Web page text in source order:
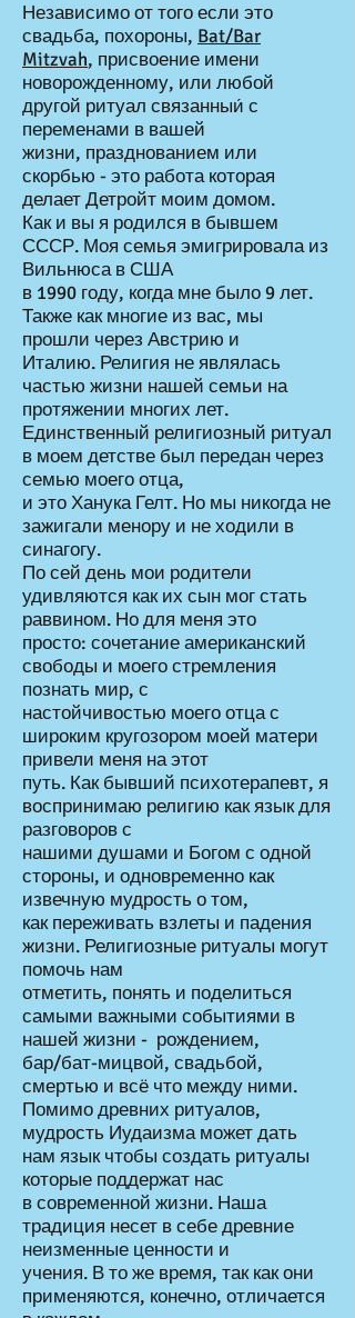
Независимо от того если это
свадьба, похороны, Bat/Bar
Mitzvah, присвоение имени
новорожденному, или любой
другой ритуал связанныи́ с
переменами в вашей
жизни, празднованием или
скорбью - это работа которая
делает Детройт моим домом.
Как и вы я родился в бывшем
СССР. Моя семья эмигрировала из
Вильнюса в США
в 1990 году, когда мне было 9 лет.
Также как многие из вас, мы
прошли через Австрию и
Италию. Религия не являлась
частью жизни нашей семьи на
протяжении многих лет.
Единственный религиозный ритуал
в моем детстве был передан через
семью моего отца,
и это Ханука Гелт. Но мы никогда не
зажигали менору и не ходили в
синагогу.
По сей день мои родители
удивляются как их сын мог стать
раввином. Но для меня это
просто: сочетание американский
свободы и моего стремления
познать мир, с
настойчивостью моего отца с
широким кругозором моей матери
привели меня на этот
путь. Как бывший психотерапевт, я
воспринимаю религию как язык для
разговоров с
нашими душами и Богом с одной
стороны, и одновременно как
извечную мудрость о том,
как переживать взлеты и падения
жизни. Религиозные ритуалы могут
помочь нам
отметить, понять и поделиться
самыми важными событиями в
нашей жизни - рождением,
бар/бат-мицвой, свадьбой,
смертью и всё что между ними.
Помимо древних ритуалов,
мудрость Иудаизма может дать
нам язык чтобы создать ритуалы
которые поддержат нас
в современной жизни. Наша
традиция несет в себе древние
неизменные ценности и
учения. В то же время, так как они
применяются, конечно, отличается